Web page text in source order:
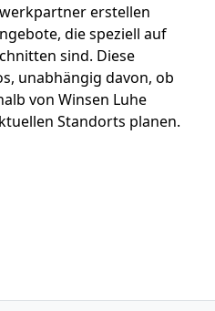
erstellen
die speziell auf
sind. Diese
unabhängig davon, ob
von Winsen Luhe
Standorts planen.